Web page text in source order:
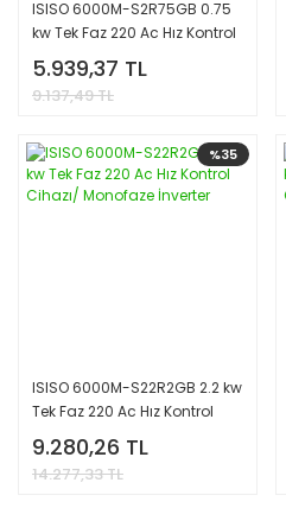
ISISO 6000M-S2R75GB 0.75
kw Tek Faz 220 Ac Hız Kontrol
Cihazı/ Monofaze İnverter
5.939,37 TL
9.137,49 TL
%35
ISISO 6000M-S22R2GB 2.2 kw
Tek Faz 220 Ac Hız Kontrol
Cihazı/ Monofaze İnverter
9.280,26 TL
14.277,33 TL